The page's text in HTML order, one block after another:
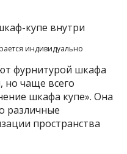
индивидуально
фурнитурой шкафа
чаще всего
шкафа купе». Она
различные
пространства